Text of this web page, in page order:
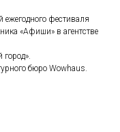
фестиваля
«Афиши» в агентстве
бюро Wowhaus.